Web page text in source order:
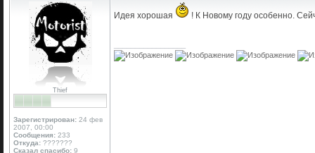
Thief
Зарегистрирован: 24 фев
2007, 00:00
Сообщения: 233
Откуда: ???????
Сказал спасибо: 9
Идея хорошая ! К Новому году особенно.